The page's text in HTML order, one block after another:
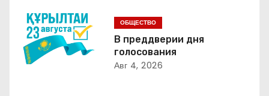
о
з
а
ОБЩЕСТВО
В преддверии дня
голосования
Авг 4, 2026